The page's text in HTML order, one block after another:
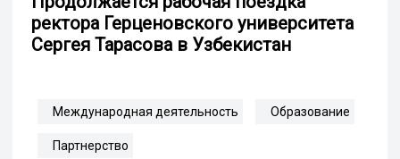
ректора Герценовского университета
Сергея Тарасова в Узбекистан
Международная деятельность Образование
Партнерство